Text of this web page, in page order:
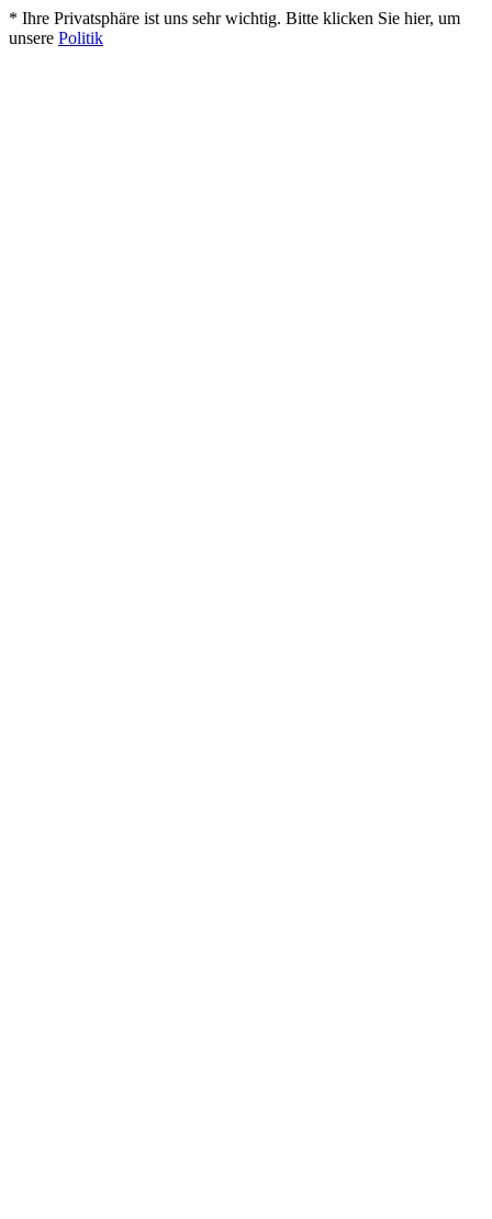
* Ihre Privatsphäre ist uns sehr wichtig. Bitte klicken Sie hier, um
unsere Politik